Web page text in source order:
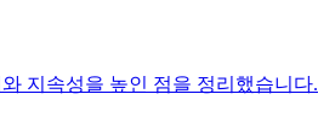
지속성을 높인 점을 정리했습니다.